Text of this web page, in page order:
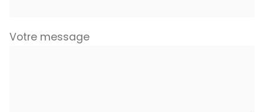
Votre message